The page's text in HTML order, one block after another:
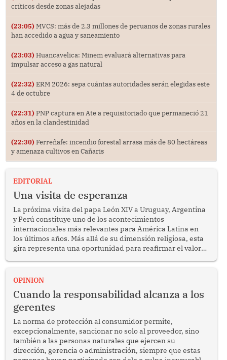
críticos desde zonas alejadas
(23:05) MVCS: más de 2.3 millones de peruanos de zonas rurales
han accedido a agua y saneamiento
(23:03) Huancavelica: Minem evaluará alternativas para
impulsar acceso a gas natural
(22:32) ERM 2026: sepa cuántas autoridades serán elegidas este
4 de octubre
(22:31) PNP captura en Ate a requisitoriado que permaneció 21
años en la clandestinidad
(22:30) Ferreñafe: incendio forestal arrasa más de 80 hectáreas
y amenaza cultivos en Cañaris
EDITORIAL
Una visita de esperanza
La próxima visita del papa León XIV a Uruguay, Argentina
y Perú constituye uno de los acontecimientos
internacionales más relevantes para América Latina en
los últimos años. Más allá de su dimensión religiosa, esta
gira representa una oportunidad para reafirmar el valor
enfrenta desafíos en materia de desarrollo, cohesión
OPINION
Cuando la responsabilidad alcanza a los
gerentes
La norma de protección al consumidor permite,
excepcionalmente, sancionar no solo al proveedor, sino
también a las personas naturales que ejercen su
dirección, gerencia o administración, siempre que estas